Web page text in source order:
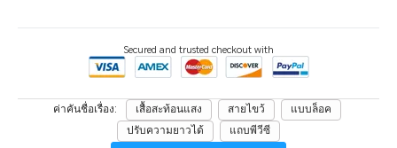
Secured and trusted checkout with
ค่าคันชื่อเรื่อง เสื้อสะท้อนแสง สายไขว้
แบบล็อค
ปรับความยาวได้
แถบพีวีซี